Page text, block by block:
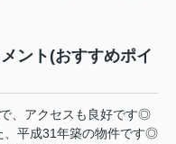
ント(おすすめポイ
、アクセスも良好です◎
、平成31年築の物件です◎